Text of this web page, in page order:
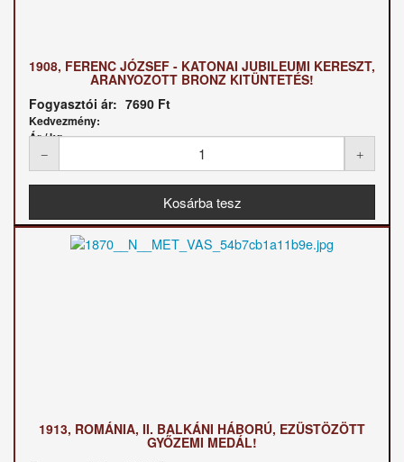
1908, FERENC JÓZSEF - KATONAI JUBILEUMI KERESZT,
ARANYOZOTT BRONZ KITÜNTETÉS!
Fogyasztói ár: 7690 Ft
Kedvezmény:
Ár / kg:
1913, ROMÁNIA, II. BALKÁNI HÁBORÚ, EZÜSTÖZÖTT
GYŐZEMI MEDÁL!